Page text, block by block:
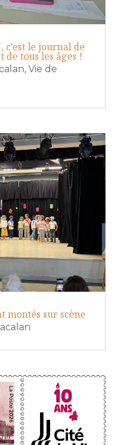
c’est le journal de
tous les âges !
, Vie de
montés sur scène